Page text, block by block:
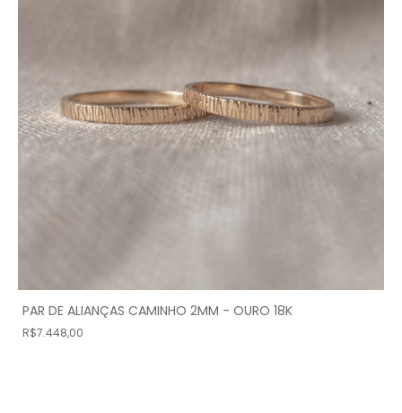
PAR DE ALIANÇAS CAMINHO 2MM - OURO 18K
R$7.448,00